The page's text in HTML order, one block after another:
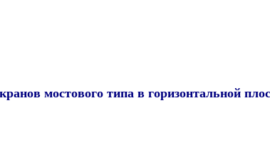
мостового типа в горизонтальной